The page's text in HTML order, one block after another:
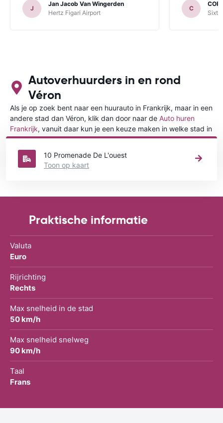
J
Jan Jacob Van Wingerden
Hertz Figari Airport
C
Sixt
Autoverhuurders in en rond
Véron
Als je op zoek bent naar een huurauto in Frankrijk, maar in een
andere stad dan Véron, klik dan door naar de Auto huren
Frankrijk, vanuit daar kun je een keuze maken in welke stad in
Frankrijk je een auto huren wilt.
10 Promenade De L'ouest
Toon op kaart
Praktische informatie
Valuta
Euro
Rijrichting
Rechts
Max snelheid in de stad
50 km/h
Max snelheid snelweg
90 km/h
Taal
Frans